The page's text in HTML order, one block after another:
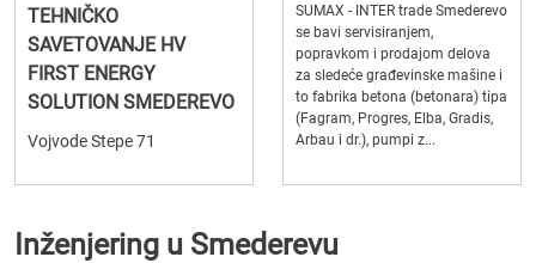
TEHNIČKO
SAVETOVANJE HV
FIRST ENERGY
SOLUTION SMEDEREVO
Vojvode Stepe 71
SUMAX - INTER trade Smederevo
se bavi servisiranjem,
popravkom i prodajom delova
za sledeće građevinske mašine i
to fabrika betona (betonara) tipa
(Fagram, Progres, Elba, Gradis,
Arbau i dr.), pumpi z...
Inženjering u Smederevu